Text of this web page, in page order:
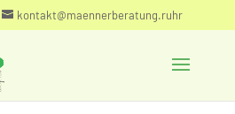
kontakt@maennerberatung.ruhr